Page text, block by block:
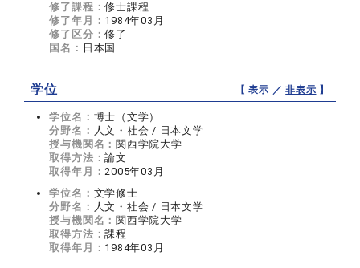
修了課程：修士課程
修了年月： 1984年03月
修了区分：修了
国名： 日本国
学位 【 表示 ／非表示 】
学位名： 博士（文学）
分野名： 人文・社会 / 日本文学
授与機関名： 関西学院大学
取得方法：論文
取得年月：2005年03月
学位名： 文学修士
分野名： 人文・社会 / 日本文学
授与機関名： 関西学院大学
取得方法：課程
取得年月： 1984年03月